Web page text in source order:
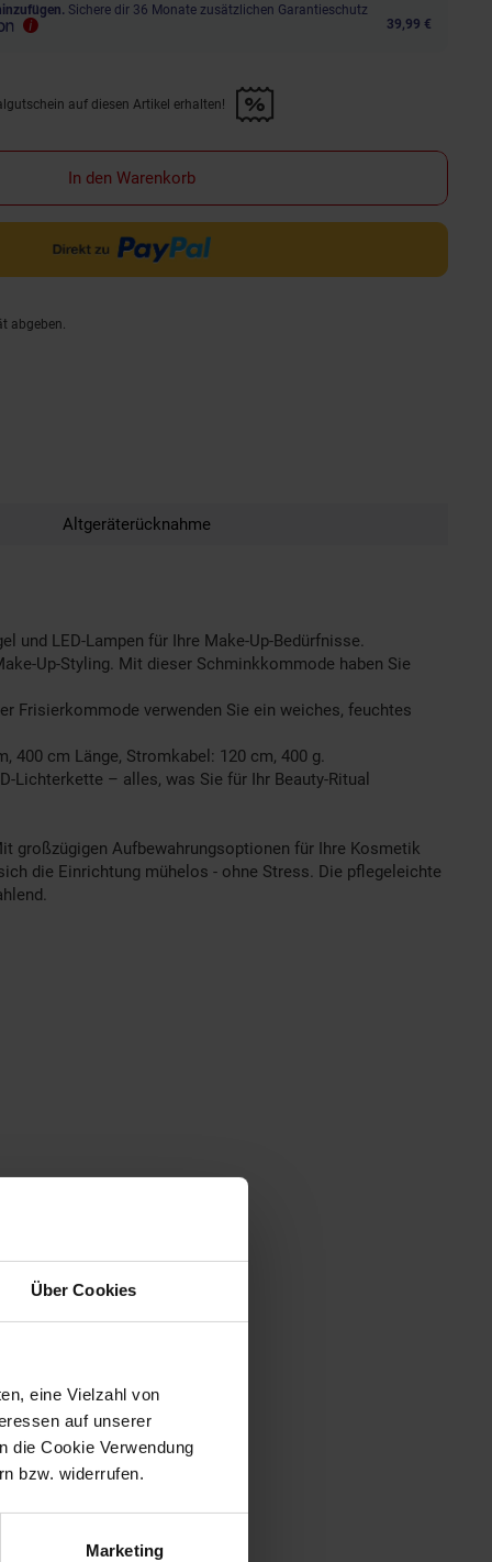
Über Cookies
eine Vielzahl von
auf unserer
die Cookie Verwendung
bzw. widerrufen.
Marketing
Sichere dir 36 Monate zusätzlichen Garantieschutz
39,99 €
&amp; 30€ Filialgutschein auf diesen Artikel erhalten!" anwenden
auf diesen Artikel erhalten!
In den Warenkorb
abgeben.
Altgeräterücknahme
und LED-Lampen für Ihre Make-Up-Bedürfnisse.
Up-Styling. Mit dieser Schminkkommode haben Sie
Frisierkommode verwenden Sie ein weiches, feuchtes
400 cm Länge, Stromkabel: 120 cm, 400 g.
Lichterkette – alles, was Sie für Ihr Beauty-Ritual
großzügigen Aufbewahrungsoptionen für Ihre Kosmetik
die Einrichtung mühelos - ohne Stress. Die pflegeleichte